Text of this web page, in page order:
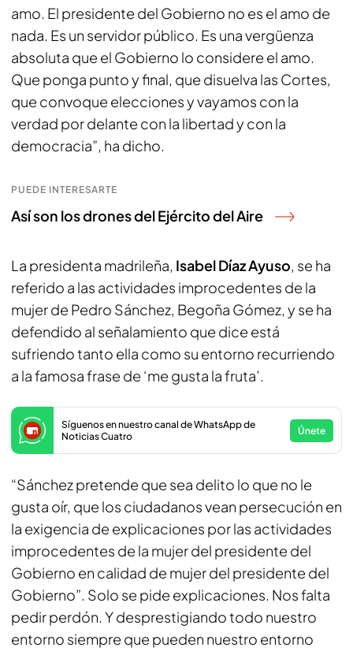
amo. El presidente del Gobierno no es el amo de
nada. Es un servidor público. Es una vergüenza
absoluta que el Gobierno lo considere el amo.
Que ponga punto y final, que disuelva las Cortes,
que convoque elecciones y vayamos con la
verdad por delante con la libertad y con la
democracia”, ha dicho.
PUEDE INTERESARTE
Así son los drones del Ejército del Aire
La presidenta madrileña, Isabel Díaz Ayuso, se ha
referido a las actividades improcedentes de la
mujer de Pedro Sánchez, Begoña Gómez, y se ha
defendido al señalamiento que dice está
sufriendo tanto ella como su entorno recurriendo
a la famosa frase de ‘me gusta la fruta’.
Síguenos en nuestro canal de WhatsApp de
Noticias Cuatro
Únete
“Sánchez pretende que sea delito lo que no le
gusta oír, que los ciudadanos vean persecución en
la exigencia de explicaciones por las actividades
improcedentes de la mujer del presidente del
Gobierno en calidad de mujer del presidente del
Gobierno”. Solo se pide explicaciones. Nos falta
pedir perdón. Y desprestigiando todo nuestro
entorno siempre que pueden nuestro entorno